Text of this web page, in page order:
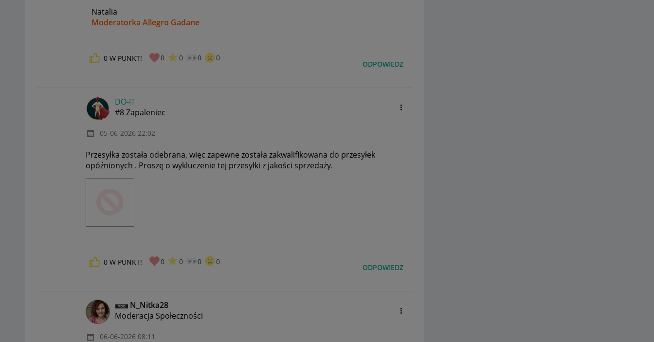
Natalia
Moderatorka Allegro Gadane
0 W PUNKT! 0 0 0 0
ODPOWIEDZ
DO-IT
#8 Zapaleniec
‎05-06-2026 22:02
Przesyłka została odebrana, więc zapewne została zakwalifikowana do przesyłek
opóźnionych . Proszę o wykluczenie tej przesyłki z jakości sprzedaży.
0 W PUNKT! 0 0 0 0
ODPOWIEDZ
N_Nitka28
Moderacja Społeczności
‎06-06-2026 08:11